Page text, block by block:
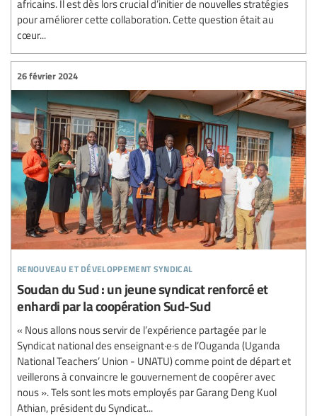
africains. Il est dès lors crucial d’initier de nouvelles stratégies
pour améliorer cette collaboration. Cette question était au
cœur...
renouveau et développement syndical
26 février 2024
Soudan du Sud : un jeune syndicat renforcé et
enhardi par la coopération Sud-Sud
« Nous allons nous servir de l’expérience partagée par le
Syndicat national des enseignant·e·s de l’Ouganda (Uganda
National Teachers’ Union - UNATU) comme point de départ et
veillerons à convaincre le gouvernement de coopérer avec
nous ». Tels sont les mots employés par Garang Deng Kuol
Athian, président du Syndicat...